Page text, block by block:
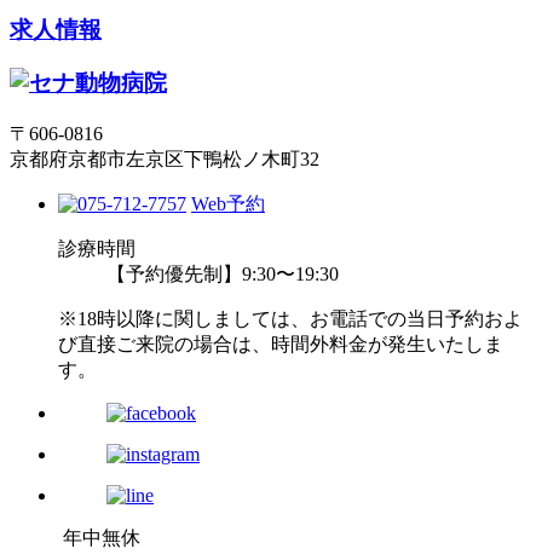
求人情報
〒606-0816
京都府京都市左京区下鴨松ノ木町32
Web予約
診療時間
【予約優先制】9:30〜19:30
※18時以降に関しましては、お電話での当日予約およ
び直接ご来院の場合は、時間外料金が発生いたしま
す。
年中無休